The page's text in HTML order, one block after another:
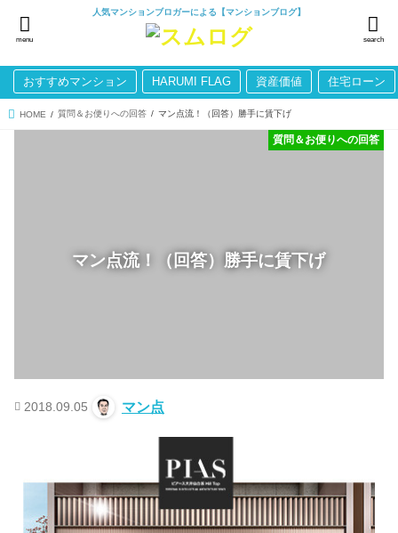
人気マンションブロガーによる【マンションブログ】
search
menu
おすすめマンション HARUMI FLAG 資産価値 住宅ローン
HOME 質問＆お便りへの回答 マン点流！（回答）勝手に賃下げ
マン点流！（回答）勝手に賃下げ
質問＆お便りへの回答
2018.09.05 マン点